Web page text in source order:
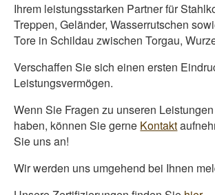
Ihrem leistungsstarken Partner für
Treppen, Geländer, Wasserrutschen
Tore in Schildau zwischen Torgau,
Verschaffen Sie sich einen ersten
Leistungsvermögen.
Wenn Sie Fragen zu unseren
haben, können Sie gerne Kontakt
Sie uns an!
Wir werden uns umgehend bei Ihnen